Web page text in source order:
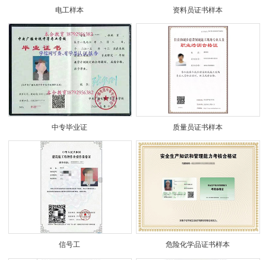
电工样本 资料员证书样本
中专毕业证 质量员证书样本
信号工 危险化学品证书样本